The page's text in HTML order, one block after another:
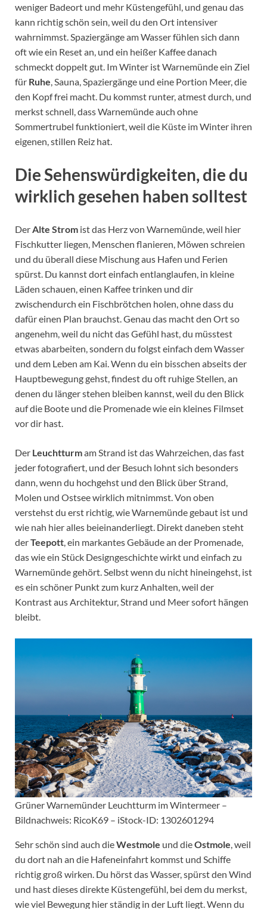
weniger Badeort und mehr Küstengefühl, und genau das
kann richtig schön sein, weil du den Ort intensiver
wahrnimmst. Spaziergänge am Wasser fühlen sich dann
oft wie ein Reset an, und ein heißer Kaffee danach
schmeckt doppelt gut. Im Winter ist Warnemünde ein Ziel
für Ruhe , Sauna, Spaziergänge und eine Portion Meer, die
den Kopf frei macht. Du kommst runter, atmest durch, und
merkst schnell, dass Warnemünde auch ohne
Sommertrubel funktioniert, weil die Küste im Winter ihren
eigenen, stillen Reiz hat.
Die Sehenswürdigkeiten, die du
wirklich gesehen haben solltest
DerAlte Strom ist das Herz von Warnemünde, weil hier
Fischkutter liegen, Menschen flanieren, Möwen schreien
und du überall diese Mischung aus Hafen und Ferien
spürst. Du kannst dort einfach entlanglaufen, in kleine
Läden schauen, einen Kaffee trinken und dir
zwischendurch ein Fischbrötchen holen, ohne dass du
dafür einen Plan brauchst. Genau das macht den Ort so
angenehm, weil du nicht das Gefühl hast, du müsstest
etwas abarbeiten, sondern du folgst einfach dem Wasser
und dem Leben am Kai. Wenn du ein bisschen abseits der
Hauptbewegung gehst, findest du oft ruhige Stellen, an
denen du länger stehen bleiben kannst, weil du den Blick
auf die Boote und die Promenade wie ein kleines Filmset
vor dir hast.
Der Leuchtturmam Strand ist das Wahrzeichen, das fast
jeder fotografiert, und der Besuch lohnt sich besonders
dann, wenn du hochgehst und den Blick über Strand,
Molen und Ostsee wirklich mitnimmst. Von oben
verstehst du erst richtig, wie Warnemünde gebaut ist und
wie nah hier alles beieinanderliegt. Direkt daneben steht
derTeepott, ein markantes Gebäude an der Promenade,
das wie ein Stück Designgeschichte wirkt und einfach zu
Warnemünde gehört. Selbst wenn du nicht hineingehst, ist
es ein schöner Punkt zum kurz Anhalten, weil der
Kontrast aus Architektur, Strand und Meer sofort hängen
bleibt.
Grüner Warnemünder Leuchtturm im Wintermeer –
Bildnachweis: RicoK69 – iStock-ID: 1302601294
Sehr schön sind auch dieWestmole und dieOstmole , weil
du dort nah an die Hafeneinfahrt kommst und Schiffe
richtig groß wirken. Du hörst das Wasser, spürst den Wind
und hast dieses direkte Küstengefühl, bei dem du merkst,
wie viel Bewegung hier ständig in der Luft liegt. Wenn du